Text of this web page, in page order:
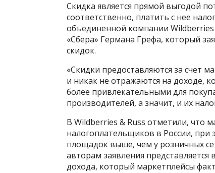
Скидка является прямой выгодой
соответственно, платить с нее
объединенной компании Wildberries
«Сбера» Германа Грефа, который
скидок.
«Скидки предоставляются за счет
и никак не отражаются на доходе,
более привлекательными для
производителей, а значит, и их
В Wildberries & Russ отметили, что
налогоплательщиков в России, при
площадок выше, чем у розничных
авторам заявления
дохода, который маркетплейсы